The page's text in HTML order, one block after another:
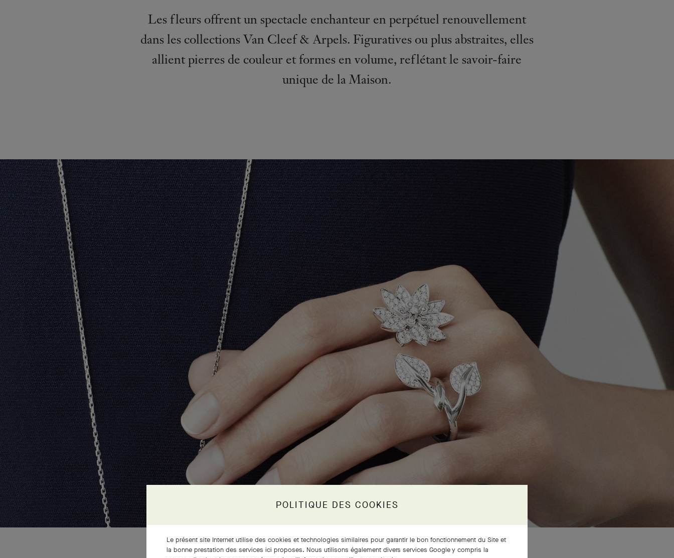
Les fleurs offrent un spectacle enchanteur en perpétuel renouvellement
dans les collectionsVan Cleef & Arpels. Figuratives ou plus abstraites, elles
allient pierres de couleur et formes en volume, reflétant le savoir-faire
unique de la Maison.
Bagues Entre les Doigts™ Lotus, or blanc, diamants
POLITIQUE DES COOKIES
Le présent site Internet utilise des cookies et technologies similaires pour garantir le bon fonctionnement du Site et
la bonne prestation des services ici proposes. Nous utilisons également divers services Google y compris la